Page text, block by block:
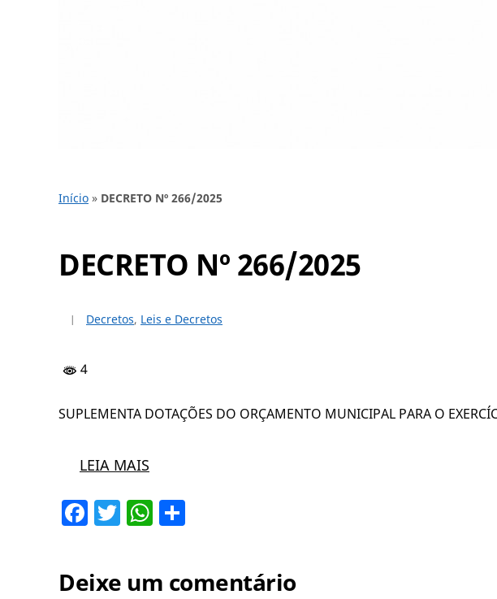
Início » DECRETO Nº 266/2025
DECRETO Nº 266/2025
Decretos, Leis e Decretos
4
SUPLEMENTA DOTAÇÕES DO ORÇAMENTO MUNICIPAL PARA O
LEIA MAIS
Facebook
TwitterWhatsApp
Deixe um comentário